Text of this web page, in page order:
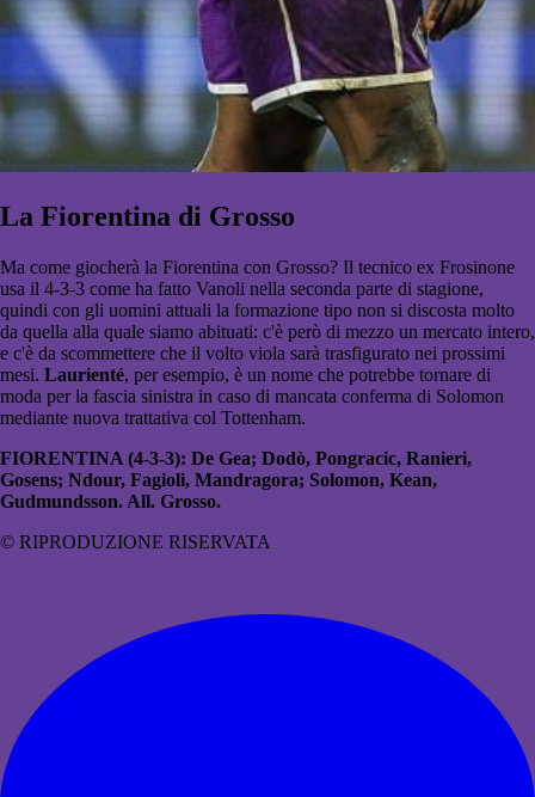
La Fiorentina di Grosso
Ma come giocherà la Fiorentina con Grosso? Il tecnico ex Frosinone
usa il 4-3-3 come ha fatto Vanoli nella seconda parte di stagione,
quindi con gli uomini attuali la formazione tipo non si discosta molto
da quella alla quale siamo abituati: c'è però di mezzo un mercato intero,
e c'è da scommettere che il volto viola sarà trasfigurato nei prossimi
mesi. Laurienté, per esempio, è un nome che potrebbe tornare di
moda per la fascia sinistra in caso di mancata conferma di Solomon
mediante nuova trattativa col Tottenham.
FIORENTINA (4-3-3): De Gea; Dodò, Pongracic, Ranieri,
Gosens; Ndour, Fagioli, Mandragora; Solomon, Kean,
Gudmundsson. All. Grosso.
© RIPRODUZIONE RISERVATA